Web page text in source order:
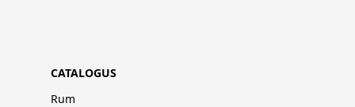
CATALOGUS
Rum